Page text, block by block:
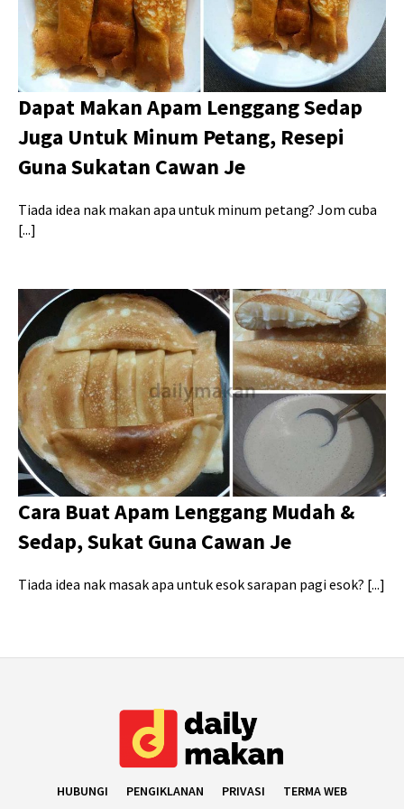
Dapat Makan Apam Lenggang Sedap
Juga Untuk Minum Petang, Resepi
Guna Sukatan Cawan Je
Tiada idea nak makan apa untuk minum petang? Jom cuba
[...]
Cara Buat Apam Lenggang Mudah &
Sedap, Sukat Guna Cawan Je
Tiada idea nak masak apa untuk esok sarapan pagi esok? [...]
HUBUNGI PENGIKLANAN PRIVASI TERMA WEB